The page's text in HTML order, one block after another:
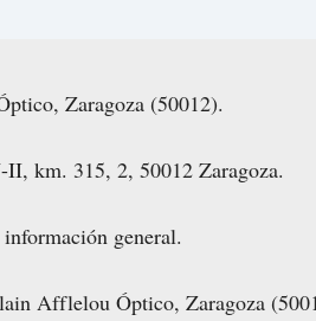
Zaragoza (50012).
km. 315, 2, 50012 Zaragoza.
general.
Afflelou Óptico, Zaragoza